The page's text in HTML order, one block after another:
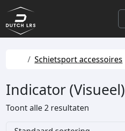
Skip to content
Skip to footer
Home
Schietsport accessoires
Indicator (Visueel)
Toont alle 2 resultaten